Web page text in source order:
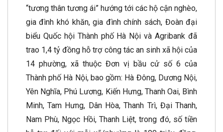
“tương thân tương ái” hướng tới các hộ cận nghèo,
gia đình khó khăn, gia đình chính sách, Đoàn đại
biểu Quốc hội Thành phố Hà Nội và Agribank đã
trao 1,4 tỷ đồng hỗ trợ công tác an sinh xã hội của
14 phường, xã thuộc Đơn vị bầu cử số 6 của
Thành phố Hà Nội, bao gồm: Hà Đông, Dương Nội,
Yên Nghĩa, Phú Lương, Kiến Hưng, Thanh Oai, Bình
Minh, Tam Hưng, Dân Hòa, Thanh Trì, Đại Thanh,
Nam Phù, Ngọc Hồi, Thanh Liệt, trong đó, số tiền